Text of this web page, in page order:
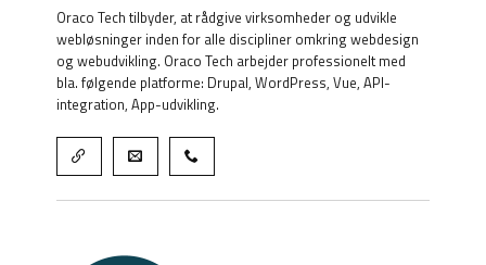
Oraco Tech tilbyder, at rådgive virksomheder og udvikle
webløsninger inden for alle discipliner omkring webdesign
og webudvikling. Oraco Tech arbejder professionelt med
bla. følgende platforme: Drupal, WordPress, Vue, API-
integration, App-udvikling.